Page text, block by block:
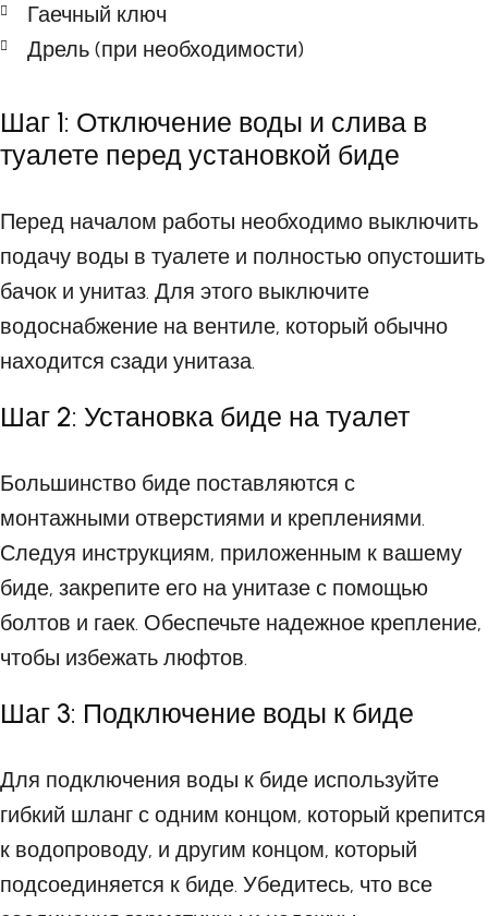
Гаечный ключ
Дрель (при необходимости)
Шаг 1: Отключение воды и слива в
туалете перед установкой биде
Перед началом работы необходимо выключить
подачу воды в туалете и полностью опустошить
бачок и унитаз. Для этого выключите
водоснабжение на вентиле, который обычно
находится сзади унитаза.
Шаг 2: Установка биде на туалет
Большинство биде поставляются с
монтажными отверстиями и креплениями.
Следуя инструкциям, приложенным к вашему
биде, закрепите его на унитазе с помощью
болтов и гаек. Обеспечьте надежное крепление,
чтобы избежать люфтов.
Шаг 3: Подключение воды к биде
Для подключения воды к биде используйте
гибкий шланг с одним концом, который крепится
к водопроводу, и другим концом, который
подсоединяется к биде. Убедитесь, что все